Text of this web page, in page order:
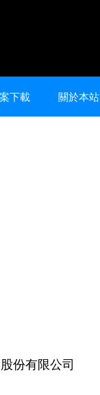
下載 關於本站
份有限公司